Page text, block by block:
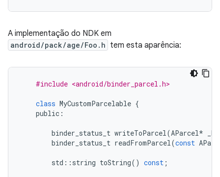
A implementação do NDK em
android/pack/age/Foo.h tem esta aparência:
#include <android/binder_parcel.h>
class MyCustomParcelable {
public :
binder_status_t writeToParcel(AParcel*
binder_status_t readFromParcel(const
std :: string toString() const ;